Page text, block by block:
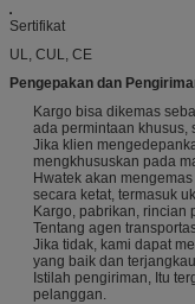
Sertifikat
UL, CUL, CE
Pengepakan dan
Kargo bisa dikemas
ada permintaan khusus,
Jika klien
mengkhususkan pada
Hwatek akan
secara ketat, termasuk
Kargo, pabrikan, rincian
Tentang agen
Jika tidak, kami dapat
yang baik dan
Istilah pengiriman, Itu
pelanggan.